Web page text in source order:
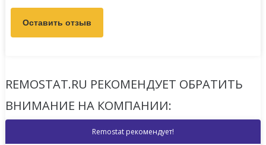
REMOSTAT.RU РЕКОМЕНДУЕТ ОБРАТИТЬ
ВНИМАНИЕ НА КОМПАНИИ:
Remostat рекомендует!